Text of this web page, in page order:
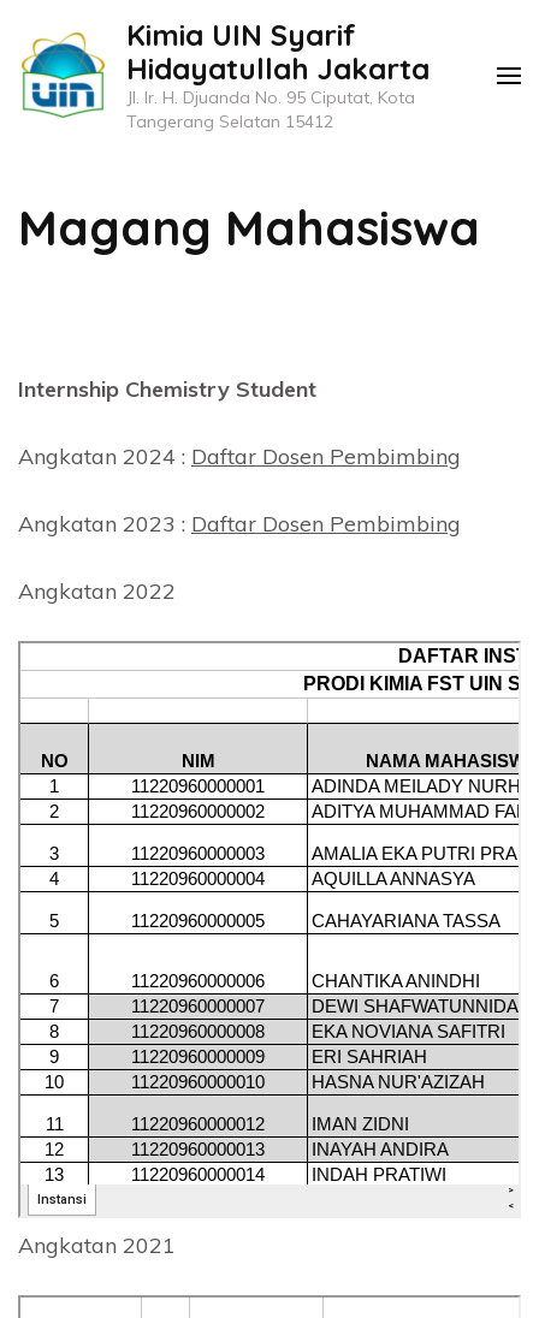
konten
(Tekan
Kimia UIN Syarif
Hidayatullah Jakarta
Jl. Ir. H. Djuanda No. 95 Ciputat, Kota
Tangerang Selatan 15412
Magang Mahasiswa
Internship Chemistry Student
Angkatan 2024 : Daftar Dosen Pembimbing
Angkatan 2023 : Daftar Dosen Pembimbing
Angkatan 2022
Angkatan 2021